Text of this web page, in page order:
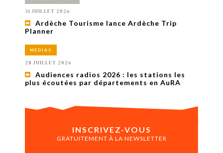
31 JUILLET 2026
Ardèche Tourisme lance Ardèche Trip
Planner
MÉDIAS
28 JUILLET 2026
Audiences radios 2026 : les stations les
plus écoutées par départements en AuRA
INSCRIVEZ-VOUS
GRATUITEMENT À LA NEWSLETTER